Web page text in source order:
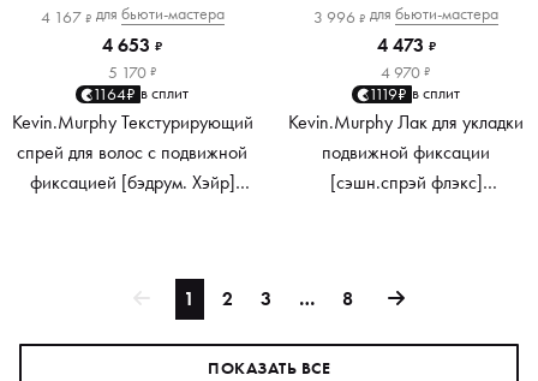
4 167 ₽ для бьюти-мастера
4 653 ₽
5 170 ₽
1164₽ в сплит
Kevin.Murphy Текстурирующий
спрей для волос с подвижной
фиксацией [бэдрум. Хэйр]
3 996 ₽ для бьюти-мастера
4 473 ₽
4 970 ₽
1119₽ в сплит
Kevin.Murphy Лак для укладки
подвижной фиксации
[сэшн.cпрэй флэкс]
1 2 3 … 8
ПОКАЗАТЬ ВСЕ